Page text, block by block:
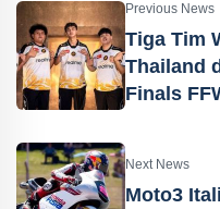
Previous News
Tiga Tim
Thailand
Finals
Next News
Moto3